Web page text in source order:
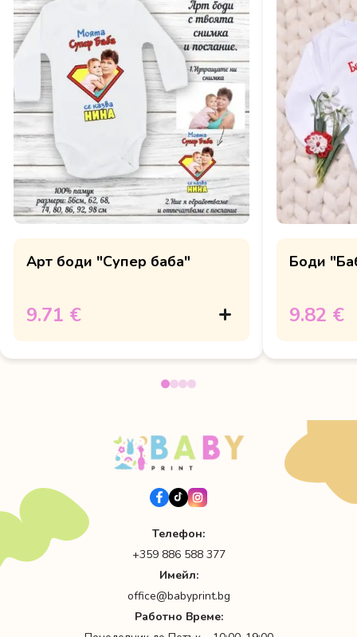
Арт боди "Супер баба"
9.71 €
Боди
9.82 €
Телефон:
+359 886 588 377
Имейл:
office@babyprint.bg
Работно Време: